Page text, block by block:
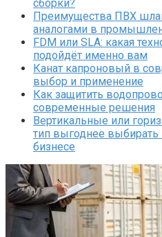
сборки?
Преимущества ПВХ
аналогами в
FDM или SLA: какая
подойдёт именно вам
Канат капроновый в
выбор и применение
Как защитить
современные решения
Вертикальные или
тип выгоднее
бизнесе